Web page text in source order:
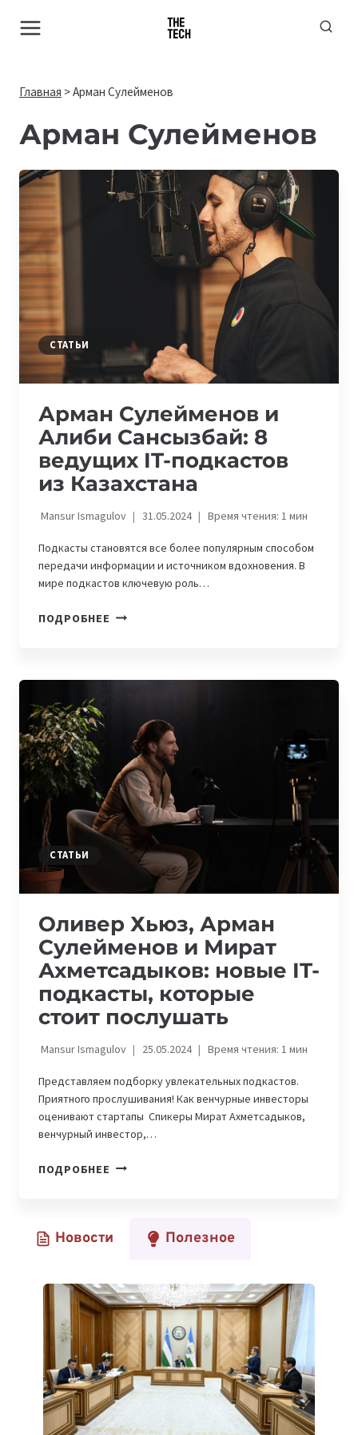
Главная >Арман Сулейменов
Арман Сулейменов
СТАТЬИ
Арман Сулейменов и
Алиби Сансызбай: 8
ведущих IT-подкастов
из Казахстана
Mansur Ismagulov 31.05.2024 Время чтения: 1мин
Подкасты становятся все более популярным способом
передачи информации и источником вдохновения. В
мире подкастов ключевую роль…
ПОДРОБНЕЕ АРМАН
ВЕДУЩИХ
ПОДКАСТОВ
ИЗ
КАЗАХСТАНА
СТАТЬИ
Оливер Хьюз, Арман
Сулейменов и Мират
Ахметсадыков: новые IT-
подкасты, которые
стоит послушать
Mansur Ismagulov 25.05.2024 Время чтения: 1мин
Представляем подборку увлекательных подкастов.
Приятного прослушивания! Как венчурные инвесторы
оценивают стартапы Спикеры Мират Ахметсадыков,
венчурный инвестор,…
ПОДРОБНЕЕ ОЛИВЕР
И
НОВЫЕ
IT-
ПОДКАСТЫ,
КОТОРЫЕ
СТОИТ
ПОСЛУШАТЬ
Новости Полезное